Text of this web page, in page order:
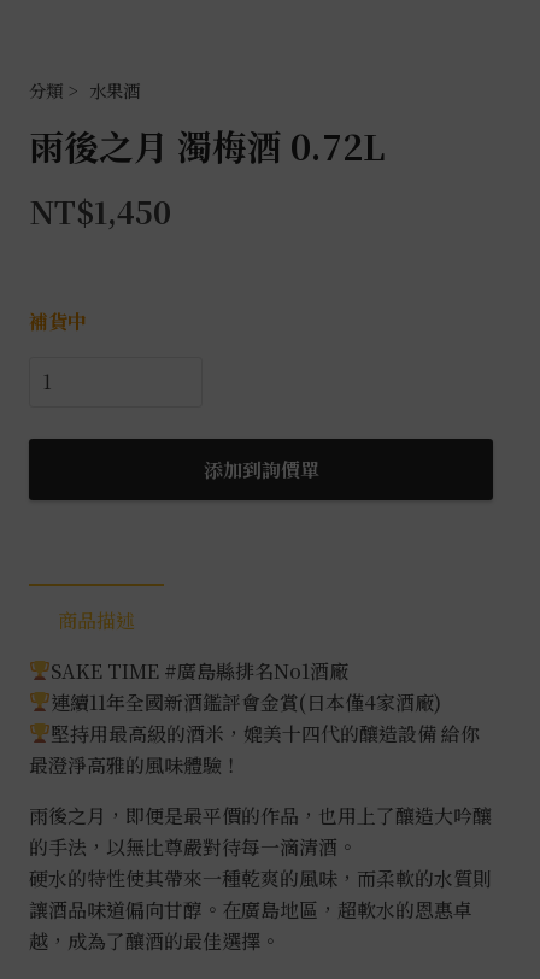
水果酒
雨後之月 濁梅酒 0.72L
NT$1,450
補貨中
雨
之
濁
0.72L
添加到詢價單
商品描述
SAKE TIME #廣島縣排名No1酒廠
連續11年全國新酒鑑評會金賞(日本僅4家酒廠)
堅持用最高級的酒米，媲美十四代的釀造設備 給你
最澄淨高雅的風味體驗！
雨後之月，即便是最平價的作品，也用上了釀造大吟釀
的手法，以無比尊嚴對待每一滴清酒。
硬水的特性使其帶來一種乾爽的風味，而柔軟的水質則
讓酒品味道偏向甘醇。在廣島地區，超軟水的恩惠卓
越，成為了釀酒的最佳選擇。